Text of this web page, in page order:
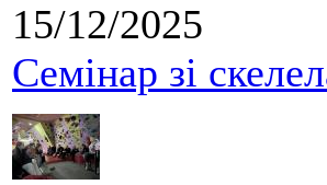
15/12/2025
Семінар зі